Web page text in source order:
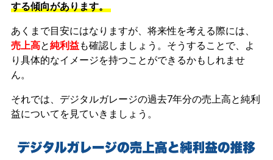
する傾向があります。
あくまで目安にはなりますが、将来性を考える際には、
売上高と純利益も確認しましょう。そうすることで、よ
り具体的なイメージを持つことができるかもしれませ
ん。
それでは、デジタルガレージの過去7年分の売上高と純利
益についてを見ていきましょう。